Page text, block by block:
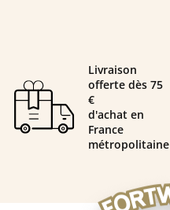
Livraison
offerte dès 75
€
d'achat en
France
métropolitaine